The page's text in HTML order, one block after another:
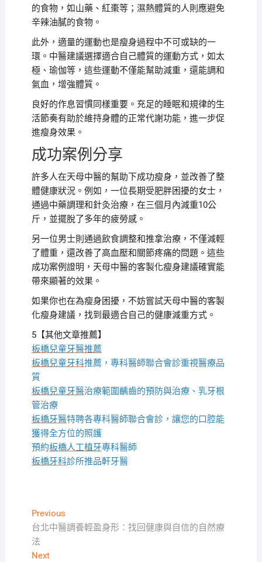
的食物，如山藥、紅棗等；濕熱體質的人則應避免
辛辣油膩的食物。
此外，適量的運動也是瘦身過程中不可或缺的一
環。中醫建議選擇適合自己體質的運動方式，如太
極、瑜伽等，這些運動不僅能幫助減重，還能調和
氣血，增強體質。
良好的作息習慣同樣重要。充足的睡眠和規律的生
活節奏有助於維持身體的正常代謝功能，進一步促
進瘦身效果。
成功案例分享
許多人在天母中醫的幫助下成功瘦身，並改善了整
體健康狀況。例如，一位長期受肥胖困擾的女士，
通過中藥調理和針灸治療，在三個月內減重10公
斤，並擺脫了多年的疲勞感。
另一位男士則通過飲食調整和推拿治療，不僅減輕
了體重，還改善了高血壓和關節疼痛的問題。這些
成功案例證明，天母中醫的客製化瘦身建議確實能
帶來顯著的效果。
如果你也在為瘦身困擾，不妨嘗試天母中醫的客製
化瘦身建議，找到最適合自己的健康減重方式。
5【其他文章推薦】
板橋兒童牙醫推薦
板橋兒童牙科推薦，專科醫師聯合會診重視醫療品
質
板橋兒童牙醫治療範圍齲齒的預防與治療、乳牙根
管治療
板橋牙醫特聘各專科醫師聯合會診，讓您的口腔能
獲得全方位的照護
預約板橋人工植牙專科醫師
板橋牙科診所推品軒牙醫
文
章
導
PreviousPrevious
post:
台北中醫調養輕盈身形：找回健康與自信的自然療
法
NextNext